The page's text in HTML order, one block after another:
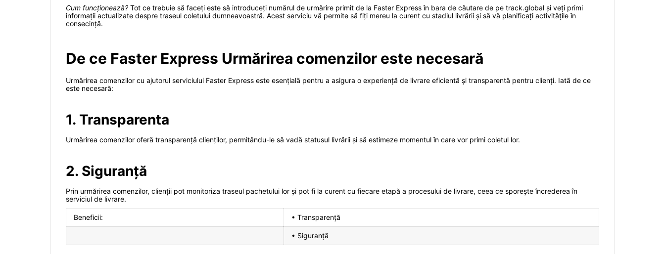
Cum funcționează? Tot ce trebuie să faceți este să introduceți numărul de urmărire primit de la Faster Express în bara de căutare de pe track.global și veți primi
informații actualizate despre traseul coletului dumneavoastră. Acest serviciu vă permite să fiți mereu la curent cu stadiul livrării și să vă planificați activitățile în
consecință.
De ce Faster Express Urmărirea comenzilor este necesară
Urmărirea comenzilor cu ajutorul serviciului Faster Express este esențială pentru a asigura o experiență de livrare eficientă și transparentă pentru clienți. Iată de ce
este necesară:
1. Transparenta
Urmărirea comenzilor oferă transparență clienților, permitându-le să vadă statusul livrării și să estimeze momentul în care vor primi coletul lor.
2. Siguranță
Prin urmărirea comenzilor, clienții pot monitoriza traseul pachetului lor și pot fi la curent cu fiecare etapă a procesului de livrare, ceea ce sporește încrederea în
serviciul de livrare.
Beneficii: • Transparență
• Siguranță